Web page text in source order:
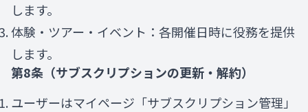
します。
体験・ツアー・イベント：各開催日時に役務を提供
します。
第8条（サブスクリプションの更新・解約）
ユーザーはマイページ「サブスクリプション管理」